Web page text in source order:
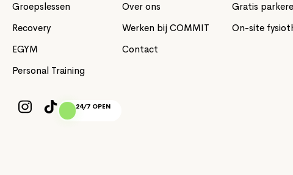
Groepslessen
Recovery
EGYM
Personal Training
Over ons
Werken bij COMMIT
Contact
Gratis
On-site
24/7 OPEN